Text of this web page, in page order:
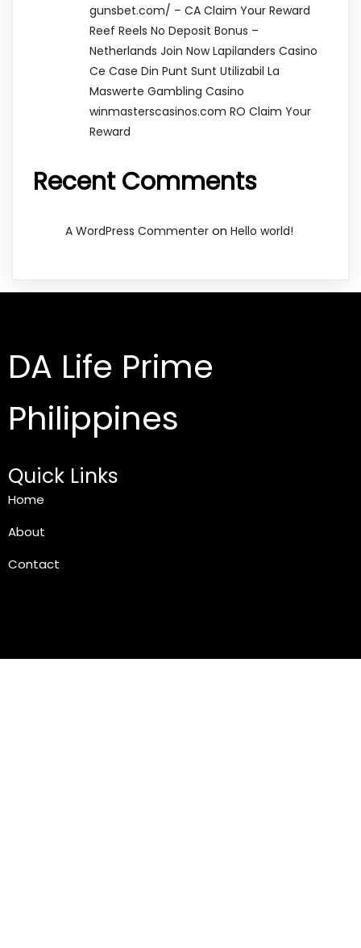
gunsbet.com/ – CA Claim Your Reward
Reef Reels No Deposit Bonus –
Netherlands Join Now Lapilanders Casino
Ce Case Din Punt Sunt Utilizabil La
Maswerte Gambling Casino
winmasterscasinos.com RO Claim Your
Reward
Recent Comments
A WordPress Commenter on Hello world!
DA Life Prime
Philippines
Quick Links
Home
About
Contact